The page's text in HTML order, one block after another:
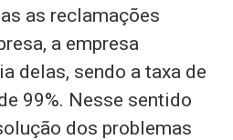
as reclamações
a empresa
delas, sendo a taxa de
99%. Nesse sentido
dos problemas